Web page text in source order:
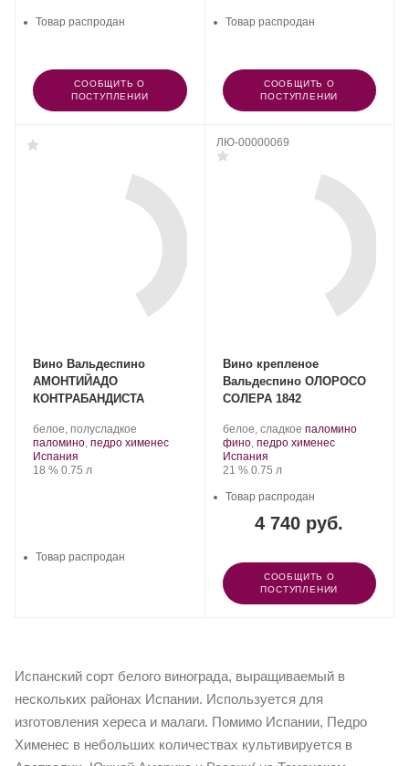
Товар распродан
СООБЩИТЬ О
ПОСТУПЛЕНИИ
Товар распродан
СООБЩИТЬ О
ПОСТУПЛЕНИИ
Вино Вальдеспино
АМОНТИЙАДО
КОНТРАБАНДИСТА
белое, полусладкое
Сорт
паломино, педро хименес.
Регион:
Испания
Крепость
18 %. Объем
0.75 л
Товар распродан
ЛЮ-00000069
Вино крепленое
Вальдеспино ОЛОРОСО
СОЛЕРА 1842
белое, сладкое .
Сорт
паломино
фино, педро хименес.
Регион:
Испания
Крепость
21 %. Объем
0.75 л
4 740 руб.
Товар распродан
СООБЩИТЬ О
ПОСТУПЛЕНИИ
Испанский сорт белого винограда, выращиваемый в
нескольких районах Испании. Используется для
изготовления хереса и малаги. Помимо Испании, Педро
Хименес в небольших количествах культивируется в